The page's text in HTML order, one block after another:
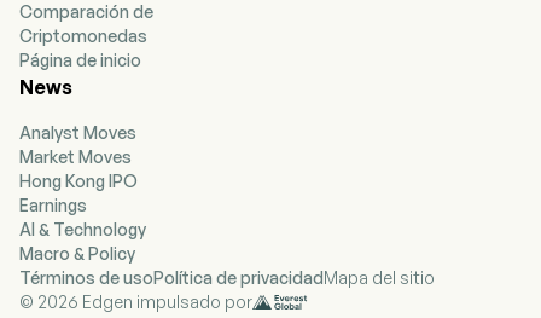
Comparación de
Criptomonedas
Página de inicio
News
Analyst Moves
Market Moves
Hong Kong IPO
Earnings
AI & Technology
Macro & Policy
Términos de usoPolítica de privacidadMapa del sitio
© 2026 Edgen impulsado por